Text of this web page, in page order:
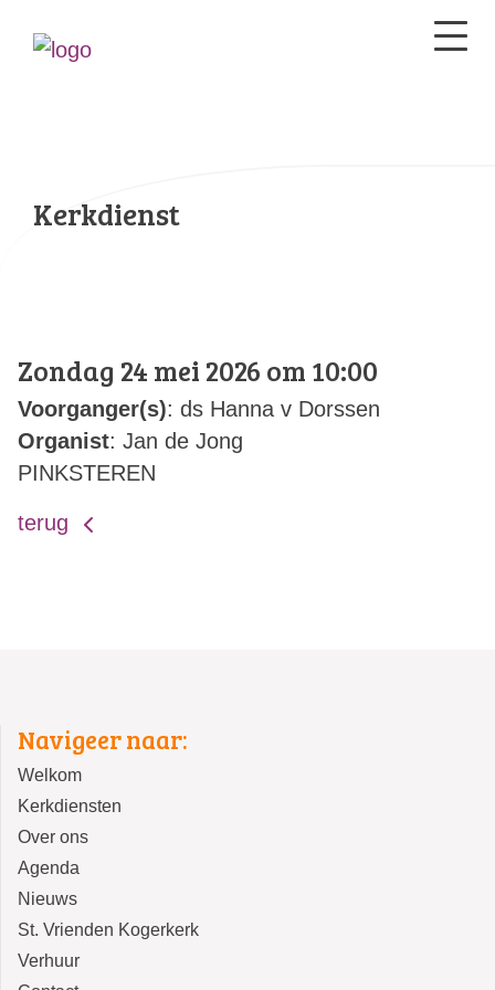
Kerkdienst
Zondag 24 mei 2026 om 10:00
Voorganger(s): ds Hanna v Dorssen
Organist: Jan de Jong
PINKSTEREN
terug
Navigeer naar:
Welkom
Kerkdiensten
Over ons
Agenda
Nieuws
St. Vrienden Kogerkerk
Verhuur